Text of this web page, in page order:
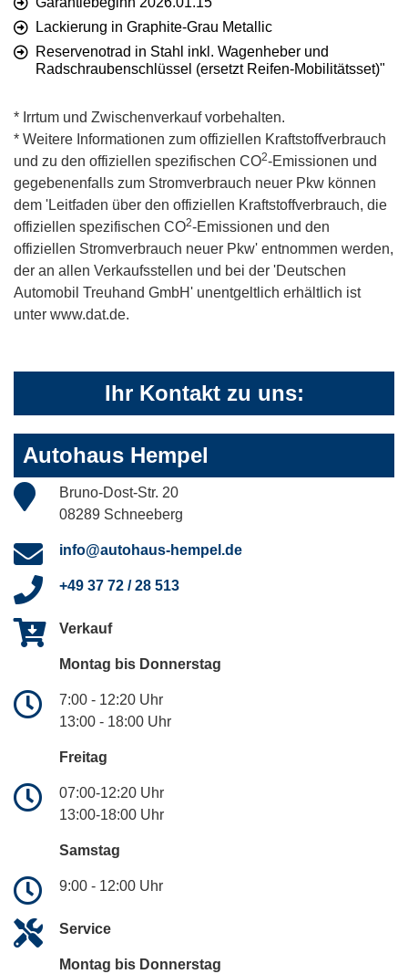
Lackierung in Graphite-Grau Metallic
Reservenotrad in Stahl inkl. Wagenheber und
Radschraubenschlüssel (ersetzt Reifen-Mobilitätsset)"
* Irrtum und Zwischenverkauf vorbehalten.
* Weitere Informationen zum offiziellen Kraftstoffverbrauch
und zu den offiziellen spezifischen CO2-Emissionen und
gegebenenfalls zum Stromverbrauch neuer Pkw können
dem 'Leitfaden über den offiziellen Kraftstoffverbrauch, die
offiziellen spezifischen CO2-Emissionen und den
offiziellen Stromverbrauch neuer Pkw' entnommen werden,
der an allen Verkaufsstellen und bei der 'Deutschen
Automobil Treuhand GmbH' unentgeltlich erhältlich ist
unter www.dat.de.
Ihr Kontakt zu uns:
Autohaus Hempel
Bruno-Dost-Str. 20
08289 Schneeberg
info@autohaus-hempel.de
+49 37 72 / 28 513
Verkauf
Montag bis Donnerstag
7:00 - 12:20 Uhr
13:00 - 18:00 Uhr
Freitag
07:00-12:20 Uhr
13:00-18:00 Uhr
Samstag
9:00 - 12:00 Uhr
Service
Montag bis Donnerstag